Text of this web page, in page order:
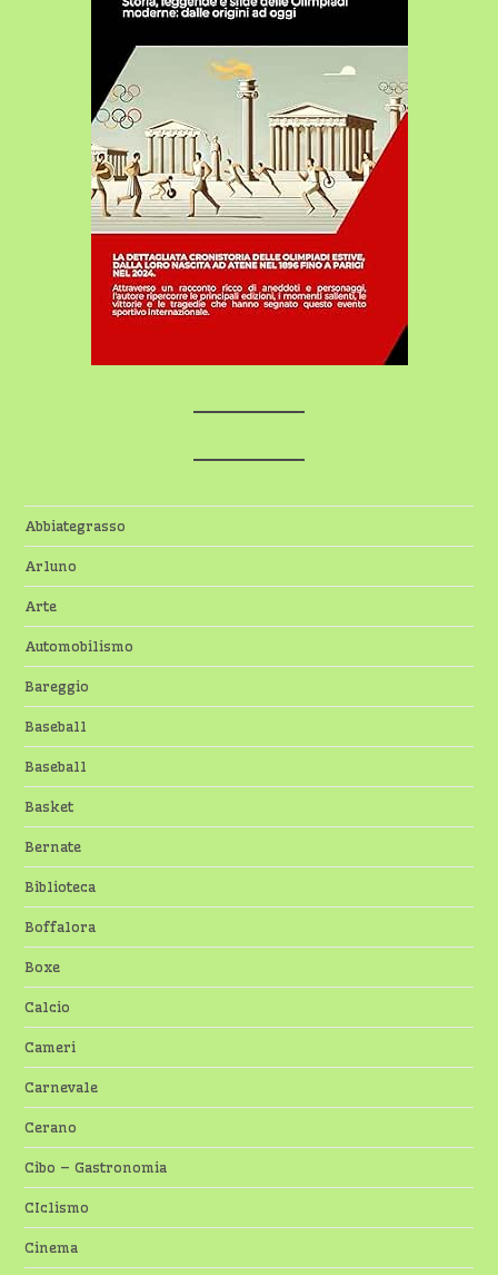
Abbiategrasso
Arluno
Arte
Automobilismo
Bareggio
Baseball
Baseball
Basket
Bernate
Biblioteca
Boffalora
Boxe
Calcio
Cameri
Carnevale
Cerano
Cibo – Gastronomia
CIclismo
Cinema